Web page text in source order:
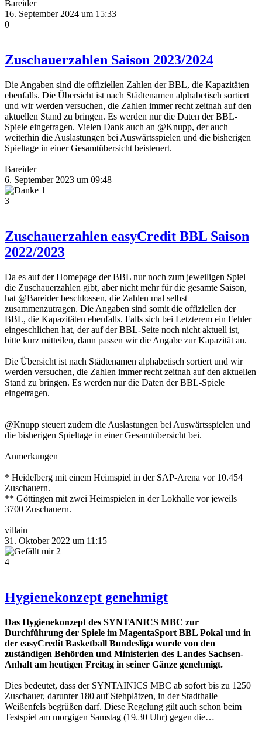
Bareider
16. September 2024 um 15:33
0
Zuschauerzahlen Saison 2023/2024
Die Angaben sind die offiziellen Zahlen der BBL, die Kapazitäten
ebenfalls. Die Übersicht ist nach Städtenamen alphabetisch sortiert
und wir werden versuchen, die Zahlen immer recht zeitnah auf den
aktuellen Stand zu bringen. Es werden nur die Daten der BBL-
Spiele eingetragen. Vielen Dank auch an @Knupp, der auch
weiterhin die Auslastungen bei Auswärtsspielen und die bisherigen
Spieltage in einer Gesamtübersicht beisteuert.
Bareider
6. September 2023 um 09:48
1
3
Zuschauerzahlen easyCredit BBL Saison
2022/2023
Da es auf der Homepage der BBL nur noch zum jeweiligen Spiel
die Zuschauerzahlen gibt, aber nicht mehr für die gesamte Saison,
hat @Bareider beschlossen, die Zahlen mal selbst
zusammenzutragen. Die Angaben sind somit die offiziellen der
BBL, die Kapazitäten ebenfalls. Falls sich bei Letzterem ein Fehler
eingeschlichen hat, der auf der BBL-Seite noch nicht aktuell ist,
bitte kurz mitteilen, dann passen wir die Angabe zur Kapazität an.
Die Übersicht ist nach Städtenamen alphabetisch sortiert und wir
werden versuchen, die Zahlen immer recht zeitnah auf den aktuellen
Stand zu bringen. Es werden nur die Daten der BBL-Spiele
eingetragen.
@Knupp steuert zudem die Auslastungen bei Auswärtsspielen und
die bisherigen Spieltage in einer Gesamtübersicht bei.
Anmerkungen
* Heidelberg mit einem Heimspiel in der SAP-Arena vor 10.454
Zuschauern.
** Göttingen mit zwei Heimspielen in der Lokhalle vor jeweils
3700 Zuschauern.
villain
31. Oktober 2022 um 11:15
2
4
Hygienekonzept genehmigt
Das Hygienekonzept des SYNTANICS MBC zur
Durchführung der Spiele im MagentaSport BBL Pokal und in
der easyCredit Basketball Bundesliga wurde von den
zuständigen Behörden und Ministerien des Landes Sachsen-
Anhalt am heutigen Freitag in seiner Gänze genehmigt.
Dies bedeutet, dass der SYNTAINICS MBC ab sofort bis zu 1250
Zuschauer, darunter 180 auf Stehplätzen, in der Stadthalle
Weißenfels begrüßen darf. Diese Regelung gilt auch schon beim
Testspiel am morgigen Samstag (19.30 Uhr) gegen die…